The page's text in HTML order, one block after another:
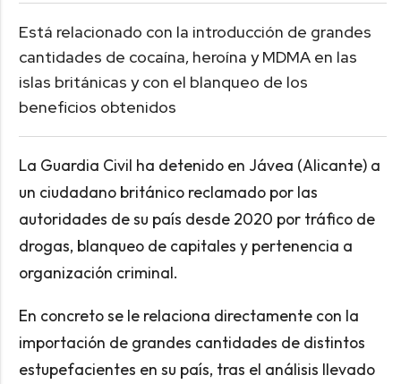
Está relacionado con la introducción de grandes
cantidades de cocaína, heroína y MDMA en las
islas británicas y con el blanqueo de los
beneficios obtenidos
La Guardia Civil ha detenido en Jávea (Alicante) a
un ciudadano británico reclamado por las
autoridades de su país desde 2020 por tráfico de
drogas, blanqueo de capitales y pertenencia a
organización criminal.
En concreto se le relaciona directamente con la
importación de grandes cantidades de distintos
estupefacientes en su país, tras el análisis llevado